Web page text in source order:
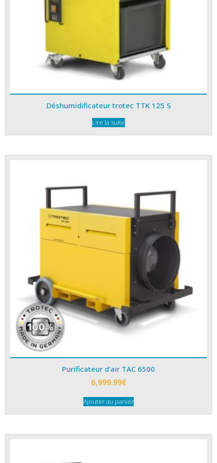
Déshumidificateur trotec TTK 125 S
Lire la suite
Purificateur d’air TAC 6500
6,999.99€
Ajouter au panier